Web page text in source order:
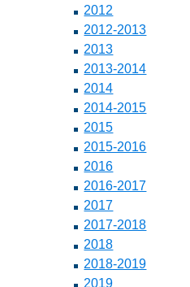
2012
2012-2013
2013
2013-2014
2014
2014-2015
2015
2015-2016
2016
2016-2017
2017
2017-2018
2018
2018-2019
2019